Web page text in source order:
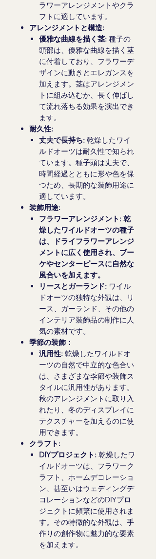
ラワーアレンジメントやクラ
フトに適しています。
アレンジメントと構造:
優雅な曲線を描く茎: 種子の
頭部は、優雅な曲線を描く茎
に付着しており、フラワーデ
ザインに動きとエレガンスを
加えます。茎はアレンジメン
トに組み込むか、長く伸ばし
て流れ落ちる効果を演出でき
ます。
耐久性:
丈夫で長持ち: 乾燥したワイ
ルドオーツは耐久性で知られ
ています。種子頭は丈夫で、
時間経過とともに形や色を保
つため、長期的な装飾用途に
適しています。
装飾用途:
フラワーアレンジメント: 乾
燥したワイルドオーツの種子
は、ドライフラワーアレンジ
メントに広く使用され、ブー
ケやセンターピースに自然な
風合いを加えます。
リースとガーランド: ワイル
ドオーツの独特な外観は、リ
ース、ガーランド、その他の
インテリア装飾品の制作に人
気の素材です。
季節の装飾：
汎用性: 乾燥したワイルドオ
ーツの自然で中立的な色合い
は、さまざまな季節や装飾ス
タイルに汎用性があります。
秋のアレンジメントに取り入
れたり、冬のディスプレイに
テクスチャーを加えるのに使
用できます。
クラフト:
DIYプロジェクト: 乾燥したワ
イルドオーツは、フラワーク
ラフト、ホームデコレーショ
ン、甚至いはウェディングデ
コレーションなどのDIYプロ
ジェクトに頻繁に使用されま
す。その特徴的な外観は、手
作りの創作物に魅力的な要素
を加えます。